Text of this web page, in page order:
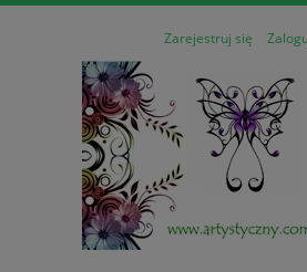
Zarejestruj się